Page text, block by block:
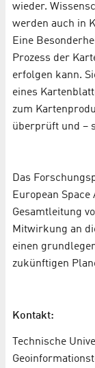
wieder.
werden auch in
Eine
Prozess der
erfolgen kann.
eines
zum
überprüft und –
Das
European
Gesamtleitung
Mitwirkung an
einen
zukünftigen
Kontakt:
Technische